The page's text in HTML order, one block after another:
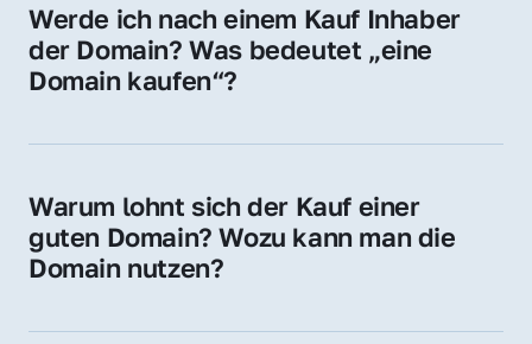
Werde ich nach einem Kauf Inhaber
der Domain? Was bedeutet „eine
Domain kaufen“?
Sie erhalten alle Rechte zur Nutzung,
Domain.
Warum lohnt sich der Kauf einer
guten Domain? Wozu kann man die
Domain nutzen?